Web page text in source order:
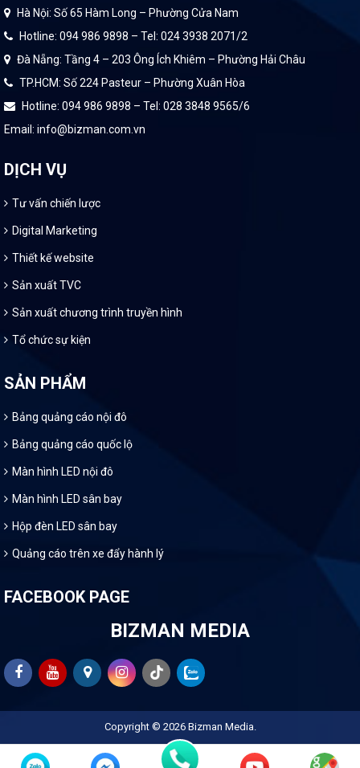
Hà Nội: Số 65 Hàm Long – Phường Cửa Nam
Hotline: 094 986 9898 – Tel: 024 3938 2071/2
Đà Nẵng: Tầng 4 – 203 Ông Ích Khiêm – Phường Hải Châu
TP.HCM: Số 224 Pasteur – Phường Xuân Hòa
Hotline: 094 986 9898 – Tel: 028 3848 9565/6
Email: info@bizman.com.vn
DỊCH VỤ
Tư vấn chiến lược
Digital Marketing
Thiết kế website
Sản xuất TVC
Sản xuất chương trình truyền hình
Tổ chức sự kiện
SẢN PHẨM
Bảng quảng cáo nội đô
Bảng quảng cáo quốc lộ
Màn hình LED nội đô
Màn hình LED sân bay
Hộp đèn LED sân bay
Quảng cáo trên xe đẩy hành lý
FACEBOOK PAGE
BIZMAN MEDIA
Copyright © 2026 Bizman Media